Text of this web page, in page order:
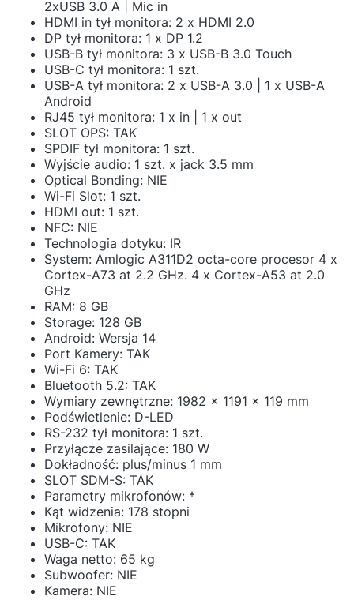
2xUSB 3.0 A | Mic in
HDMI in tył monitora: 2 x HDMI 2.0
DP tył monitora: 1 x DP 1.2
USB-B tył monitora: 3 x USB-B 3.0 Touch
USB-C tył monitora: 1 szt.
USB-A tył monitora: 2 x USB-A 3.0 | 1 x USB-A
Android
RJ45 tył monitora: 1 x in | 1 x out
SLOT OPS: TAK
SPDIF tył monitora: 1 szt.
Wyjście audio: 1 szt. x jack 3.5 mm
Optical Bonding: NIE
Wi-Fi Slot: 1 szt.
HDMI out: 1 szt.
NFC: NIE
Technologia dotyku: IR
System: Amlogic A311D2 octa-core procesor 4 x
Cortex-A73 at 2.2 GHz. 4 x Cortex-A53 at 2.0
GHz
RAM: 8 GB
Storage: 128 GB
Android: Wersja 14
Port Kamery: TAK
Wi-Fi 6: TAK
Bluetooth 5.2: TAK
Wymiary zewnętrzne: 1982 x 1191 x 119 mm
Podświetlenie: D-LED
RS-232 tył monitora: 1 szt.
Przyłącze zasilające: 180 W
Dokładność: plus/minus 1 mm
SLOT SDM-S: TAK
Parametry mikrofonów: *
Kąt widzenia: 178 stopni
Mikrofony: NIE
USB-C: TAK
Waga netto: 65 kg
Subwoofer: NIE
Kamera: NIE